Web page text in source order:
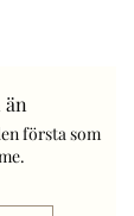
än
första som